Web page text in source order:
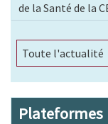
de la Santé de la
Toute l'actualité
Plateformes